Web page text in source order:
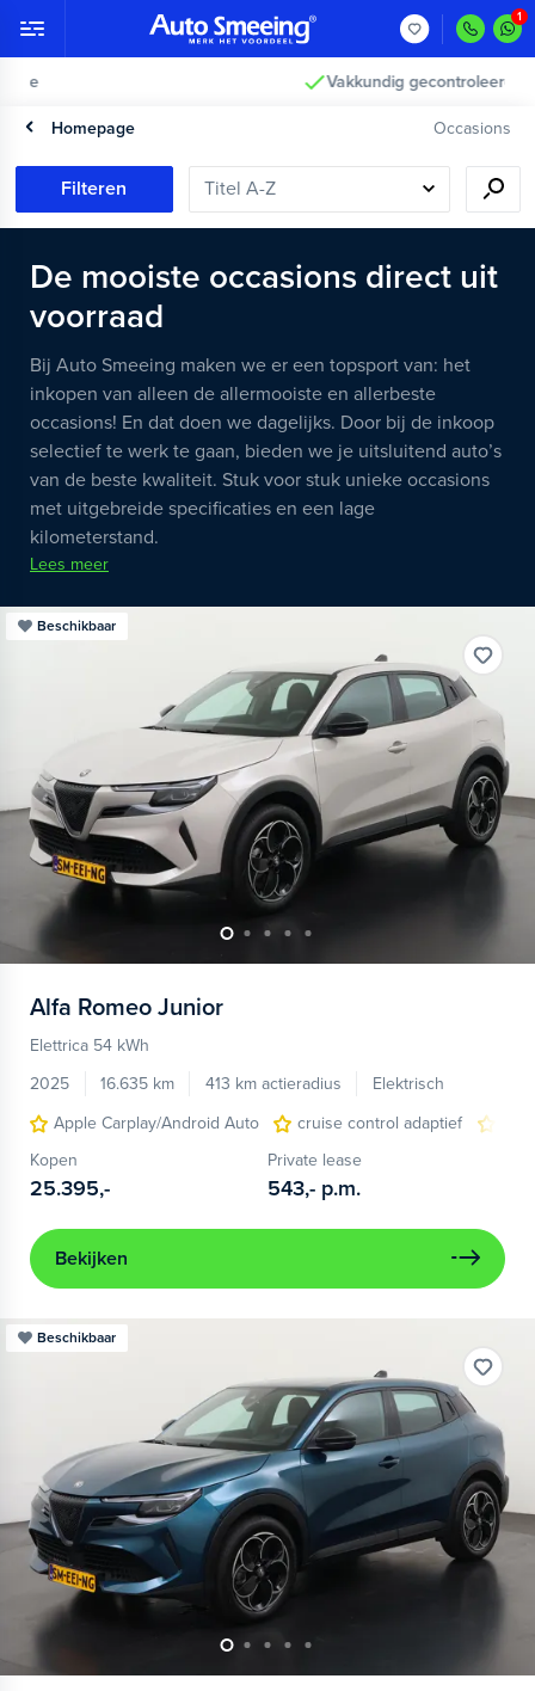
Vakkundig gecontroleerd >
Homepage Occasions
Filteren
De mooiste occasions direct uit
voorraad
Bij Auto Smeeing maken we er een topsport van: het
inkopen van alleen de allermooiste en allerbeste
occasions! En dat doen we dagelijks. Door bij de inkoop
selectief te werk te gaan, bieden we je uitsluitend auto’s
van de beste kwaliteit. Stuk voor stuk unieke occasions
met uitgebreide specificaties en een lage
kilometerstand.
Lees meer
Beschikbaar
Alfa Romeo Junior
Elettrica 54 kWh
2025
16.635 km 413 km actieradius
Elektrisch
Apple Carplay/Android Auto
cruise control adaptief
Kopen
25.395,-
Private lease
543,- p.m.
Bekijken
Beschikbaar